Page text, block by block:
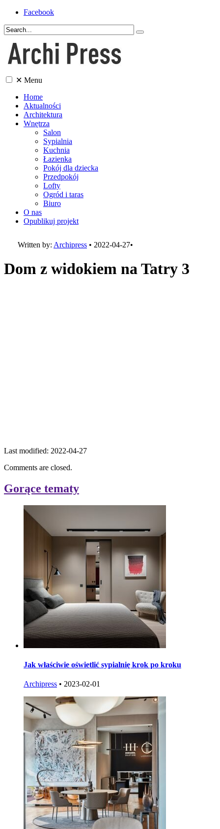
Facebook
✕ Menu
Home
Aktualności
Architektura
Wnętrza
Salon
Sypialnia
Kuchnia
Łazienka
Pokój dla dziecka
Przedpokój
Lofty
Ogród i taras
Biuro
O nas
Opublikuj projekt
Written by: Archipress • 2022-04-27•
Dom z widokiem na Tatry 3
Last modified: 2022-04-27
Comments are closed.
Gorące tematy
Jak właściwie oświetlić sypialnię krok po kroku
Archipress • 2023-02-01